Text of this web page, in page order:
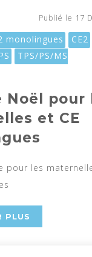
Publié le 17
monolingues CE2
TPS/PS/MS
Noël pour
et CE
pour les
PLUS